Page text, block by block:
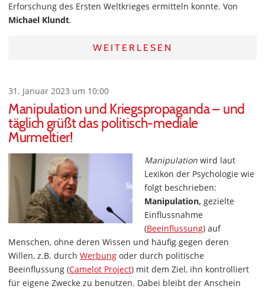
Erforschung des Ersten Weltkrieges ermitteln konnte. Von
Michael Klundt.
WEITERLESEN
31. Januar 2023 um 10:00
Manipulation und Kriegspropaganda – und
täglich grüßt das politisch-mediale
Murmeltier!
Manipulation wird laut
Lexikon der Psychologie wie
folgt beschrieben:
Manipulation, gezielte
Einflussnahme
(Beeinflussung) auf
Menschen, ohne deren Wissen und häufig gegen deren
Willen, z.B. durch Werbung oder durch politische
Beeinflussung (Camelot Project) mit dem Ziel, ihn kontrolliert
für eigene Zwecke zu benutzen. Dabei bleibt der Anschein